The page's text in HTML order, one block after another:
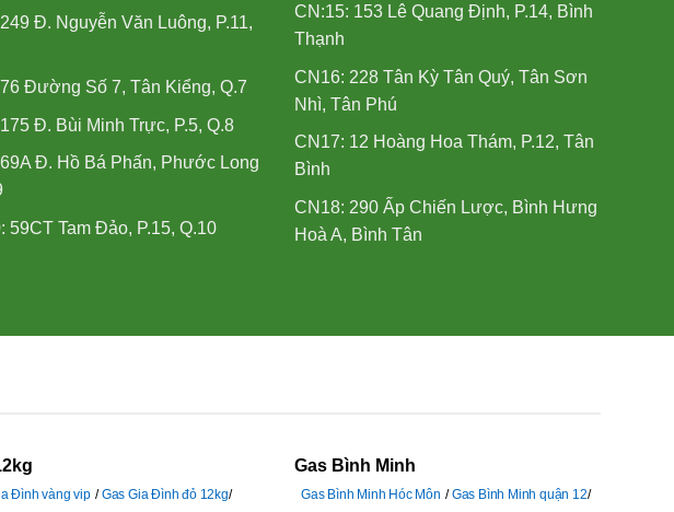
Đ. Nguyễn Văn Luông, P.11,
Đường Số 7, Tân Kiểng, Q.7
Đ. Bùi Minh Trực, P.5, Q.8
Đ. Hồ Bá Phấn, Phước Long
59CT Tam Đảo, P.15, Q.10
CN:15: 153 Lê Quang Định, P.14, Bình
Thạnh
CN16: 228 Tân Kỳ Tân Quý, Tân Sơn
Nhì, Tân Phú
CN17: 12 Hoàng Hoa Thám, P.12, Tân
Bình
CN18: 290 Ấp Chiến Lược, Bình Hưng
Hoà A, Bình Tân
Đình vàng vip
Gas Gia Đình đỏ 12kg
Gas Bình Minh
Gas Bình Minh Hóc Môn
Gas Bình Minh quận 12